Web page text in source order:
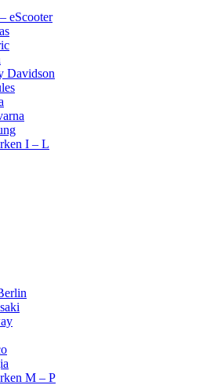
eScooter
Davidson
I – L
M – P